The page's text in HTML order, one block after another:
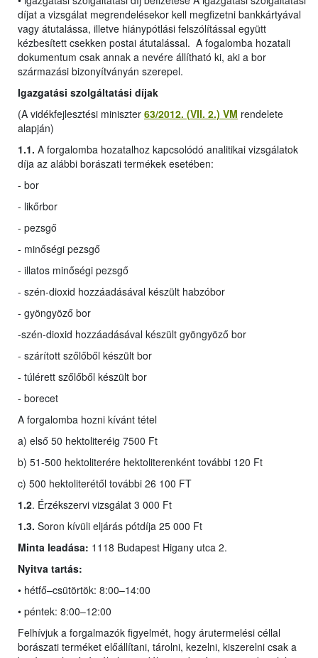
díjat a vizsgálat megrendelésekor kell megfizetni bankkártyával
vagy átutalássa, illetve hiánypótlási felszólítással együtt
kézbesített csekken postai átutalással. A fogalomba hozatali
dokumentum csak annak a nevére állítható ki, aki a bor
származási bizonyítványán szerepel.
Igazgatási szolgáltatási díjak
(A vidékfejlesztési miniszter 63/2012. (VII. 2.) VM rendelete
alapján)
1.1. A forgalomba hozatalhoz kapcsolódó analitikai vizsgálatok
díja az alábbi borászati termékek esetében:
- bor
- likőrbor
- pezsgő
- minőségi pezsgő
- illatos minőségi pezsgő
- szén-dioxid hozzáadásával készült habzóbor
- gyöngyöző bor
-szén-dioxid hozzáadásával készült gyöngyöző bor
- szárított szőlőből készült bor
- túlérett szőlőből készült bor
- borecet
A forgalomba hozni kívánt tétel
a) első 50 hektoliteréig 7500 Ft
b) 51-500 hektoliterére hektoliterenként további 120 Ft
c) 500 hektoliterétől további 26 100 FT
1.2. Érzékszervi vizsgálat 3 000 Ft
1.3. Soron kívüli eljárás pótdíja 25 000 Ft
Minta leadása: 1118 Budapest Higany utca 2.
Nyitva tartás:
• hétfő–csütörtök: 8:00–14:00
• péntek: 8:00–12:00
Felhívjuk a forgalmazók figyelmét, hogy árutermelési céllal
borászati terméket előállítani, tárolni, kezelni, kiszerelni csak a